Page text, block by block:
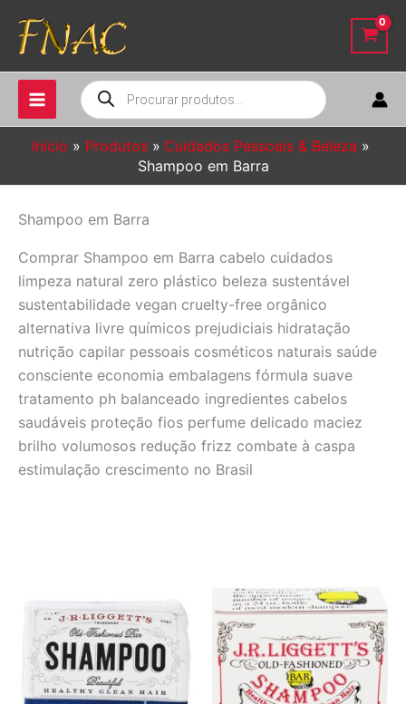
para
conteúdo
Pesquisar
produtos
Início Produtos
Cuidados Pessoais & Beleza
Shampoo em Barra
Shampoo em Barra
Comprar Shampoo em Barra cabelo cuidados
limpeza natural zero plástico beleza sustentável
sustentabilidade vegan cruelty-free orgânico
alternativa livre químicos prejudiciais hidratação
nutrição capilar pessoais cosméticos naturais saúde
consciente economia embalagens fórmula suave
tratamento ph balanceado ingredientes cabelos
saudáveis proteção fios perfume delicado maciez
brilho volumosos redução frizz combate à caspa
estimulação crescimento no Brasil